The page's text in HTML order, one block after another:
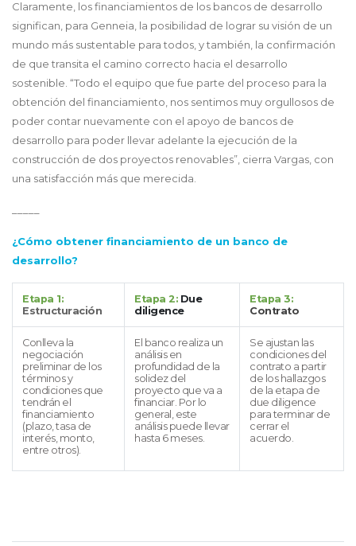
Claramente, los financiamientos de los bancos de desarrollo
significan, para Genneia, la posibilidad de lograr su visión de un
mundo más sustentable para todos, y también, la confirmación
de que transita el camino correcto hacia el desarrollo
sostenible. “Todo el equipo que fue parte del proceso para la
obtención del financiamiento, nos sentimos muy orgullosos de
poder contar nuevamente con el apoyo de bancos de
desarrollo para poder llevar adelante la ejecución de la
construcción de dos proyectos renovables”, cierra Vargas, con
una satisfacción más que merecida.
¿Cómo obtener financiamiento de un banco de
desarrollo?
Etapa 1:
Estructuración
Etapa 2: Due
diligence
Etapa 3:
Contrato
Conlleva la
negociación
preliminar de los
términos y
condiciones que
tendrán el
financiamiento
(plazo, tasa de
interés, monto,
entre otros).
El banco realiza un
análisis en
profundidad de la
solidez del
proyecto que va a
financiar. Por lo
general, este
análisis puede llevar
hasta 6 meses.
Se ajustan las
condiciones del
contrato a partir
de los hallazgos
de la etapa de
due diligence
para terminar de
cerrar el
acuerdo.